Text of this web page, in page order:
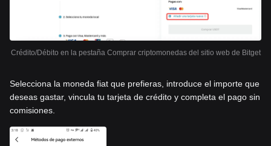
Crédito/Débito en la pestaña Comprar criptomonedas del sitio web de Bitget
Selecciona la moneda fiat que prefieras, introduce el importe que
deseas gastar, vincula tu tarjeta de crédito y completa el pago sin
comisiones.